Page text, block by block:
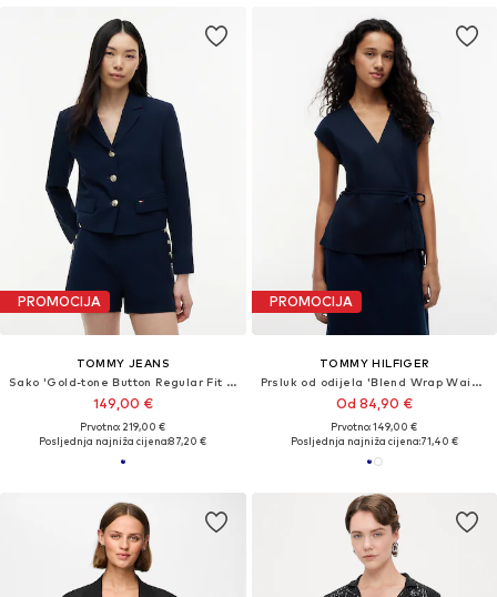
PROMOCIJA
TOMMY JEANS
Sako 'Gold-tone Button Regular Fit Cropped Blazer'
149,00 €
Prvotno: 219,00 €
Posljednja najniža cijena:87,20 €
PROMOCIJA
TOMMY HILFIGER
Prsluk od odijela 'Blend Wrap Waistcoat'
Od 84,90 €
Prvotno: 149,00 €
Posljednja najniža cijena:71,40 €